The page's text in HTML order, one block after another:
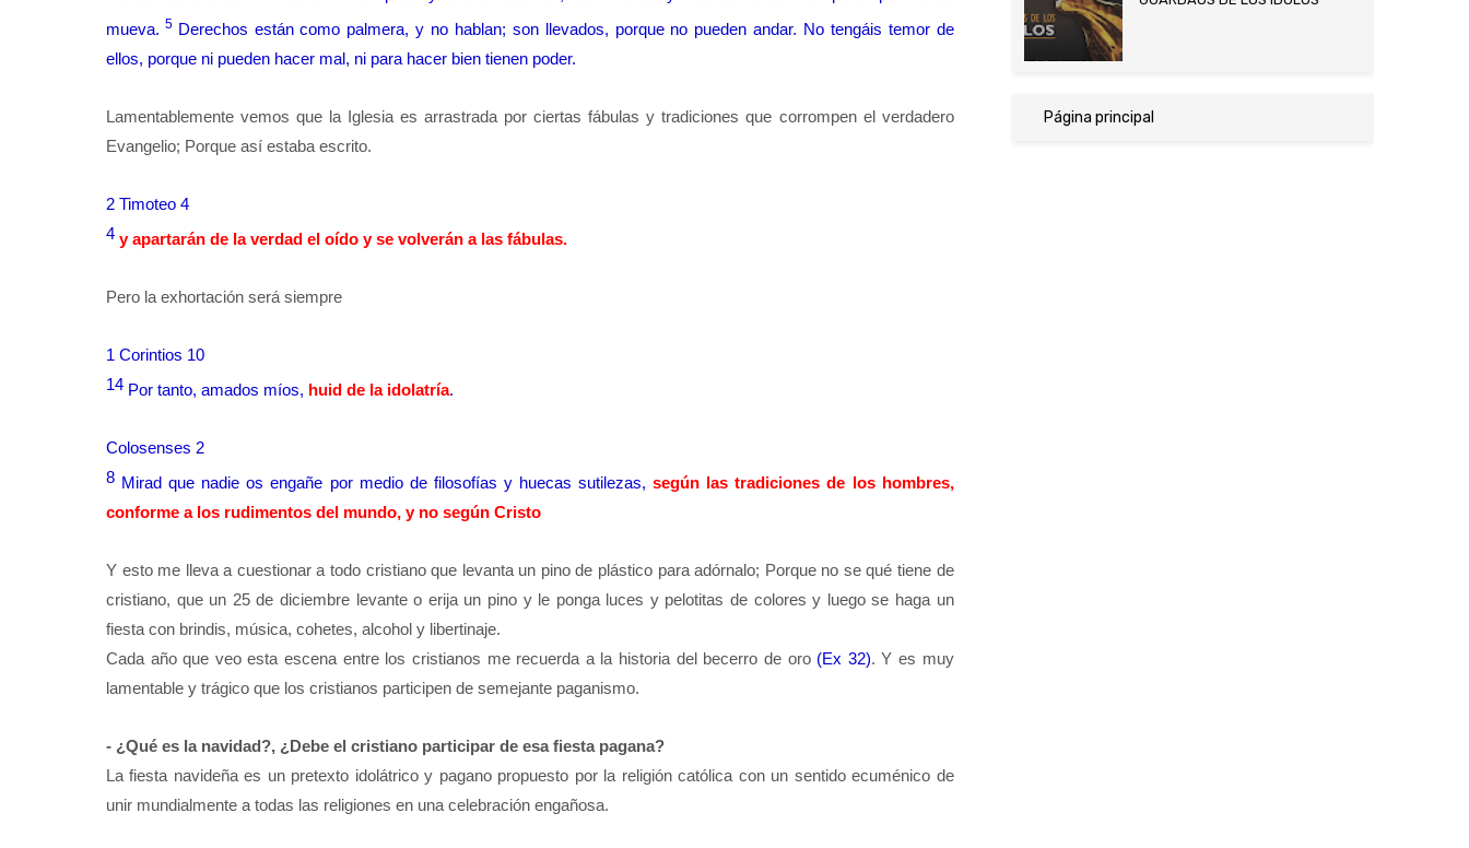
mueva. 5 Derechos están como palmera, y no hablan; son llevados, porque no pueden andar. No tengáis temor de
ellos, porque ni pueden hacer mal, ni para hacer bien tienen poder.
Lamentablemente vemos que la Iglesia es arrastrada por ciertas fábulas y tradiciones que corrompen el verdadero
Evangelio; Porque así estaba escrito.
2 Timoteo 4
4 y apartarán de la verdad el oído y se volverán a las fábulas.
Pero la exhortación será siempre
1 Corintios 10
14 Por tanto, amados míos, huid de la idolatría.
Colosenses 2
8 Mirad que nadie os engañe por medio de filosofías y huecas sutilezas,según las tradiciones de los hombres,
conforme a los rudimentos del mundo, y no según Cristo
Y esto me lleva a cuestionar a todo cristiano que levanta un pino de plástico para adórnalo; Porque no se qué tiene de
cristiano, que un 25 de diciembre levante o erija un pino y le ponga luces y pelotitas de colores y luego se haga un
fiesta con brindis, música, cohetes, alcohol y libertinaje.
Cada año que veo esta escena entre los cristianos me recuerda a la historia del becerro de oro (Ex 32). Y es muy
lamentable y trágico que los cristianos participen de semejante paganismo.
- ¿Qué es la navidad?, ¿Debe el cristiano participar de esa fiesta pagana?
La fiesta navideña es un pretexto idolátrico y pagano propuesto por la religión católica con un sentido ecuménico de
unir mundialmente a todas las religiones en una celebración engañosa.
Página principal